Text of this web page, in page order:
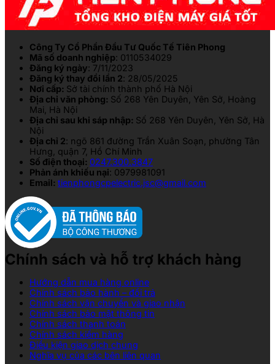
Công Ty Cổ Phần Đầu Tư Quốc Tế Tiên Phong
Mã số doanh nghiệp: 0110534029
Đăng ký ngày: 7/11/2023
Đăng ký thay đổi lần 2: 28/05/2025
Nơi cấp: Sở tài chính thành phố Hà Nội
Địa chỉ văn phòng: Số 268 Yên Duyên, Yên Sở, Hoàng
Mai, Hà Nội
Địa chỉ sau khi sáp nhập: Số 268 Yên Duyên, Yên Sở, Hà
Nội
Địa chỉ 2: ngõ 861 đường Trần Xuân Soạn, phường Tân
Hưng, quận 7, Hồ Chí Minh
Số điện thoại: 0247.300.3847
Phản ánh khiếu nại: 0979981091
Email: tienphongcpelectric.jsc@gmail.com
Chính sách và hỗ trợ khách hàng
Hướng dẫn mua hàng online
Chính sách bảo hành – đổi trả
Chính sách vận chuyển và giao nhận
Chính sách bảo mật thông tin
Chính sách thanh toán
Chính sách kiểm hàng
Điều kiện giao dịch chung
Nghĩa vụ của các bên liên quan